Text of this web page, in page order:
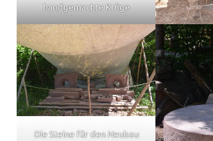
handgemachte Krüge
Die Steine für den Neubau